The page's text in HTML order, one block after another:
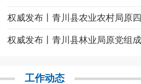
工作动态